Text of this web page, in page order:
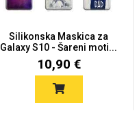
Silikonska Maskica za
Galaxy S10 - Šareni moti...
10,90 €